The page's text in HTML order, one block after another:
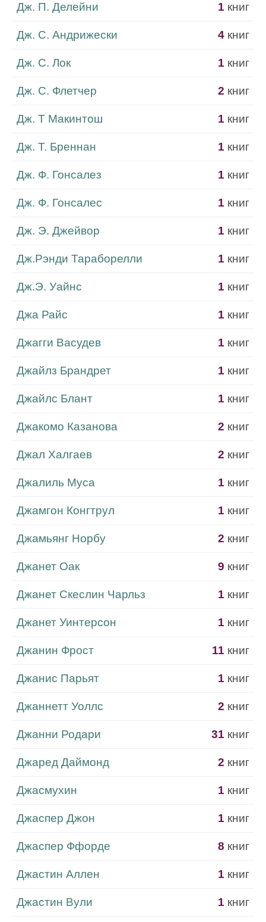
Дж. П. Делейни 1 книг
Дж. С. Андрижески 4 книг
Дж. С. Лок 1 книг
Дж. С. Флетчер 2 книг
Дж. Т Макинтош 1 книг
Дж. Т. Бреннан 1 книг
Дж. Ф. Гонсалез 1 книг
Дж. Ф. Гонсалес 1 книг
Дж. Э. Джейвор 1 книг
Дж.Рэнди Тараборелли 1 книг
Дж.Э. Уайнс 1 книг
Джа Райс 1 книг
Джагги Васудев 1 книг
Джайлз Брандрет 1 книг
Джайлс Блант 1 книг
Джакомо Казанова 2 книг
Джал Халгаев 2 книг
Джалиль Муса 1 книг
Джамгон Конгтрул 1 книг
Джамьянг Норбу 2 книг
Джанет Оак 9 книг
Джанет Скеслин Чарльз 1 книг
Джанет Уинтерсон 1 книг
Джанин Фрост 11 книг
Джанис Парьят 1 книг
Джаннетт Уоллс 2 книг
Джанни Родари 31 книг
Джаред Даймонд 2 книг
Джасмухин 1 книг
Джаспер Джон 1 книг
Джаспер Ффорде 8 книг
Джастин Аллен 1 книг
Джастин Вули 1 книг